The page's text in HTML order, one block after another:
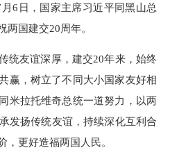
日，国家主席习近平同黑山总
国建交20周年。
友谊深厚，建交20年来，始终
赢，树立了不同大小国家友好相
米拉托维奇总统一道努力，以两
发扬传统友谊，持续深化互利合
，更好造福两国人民。